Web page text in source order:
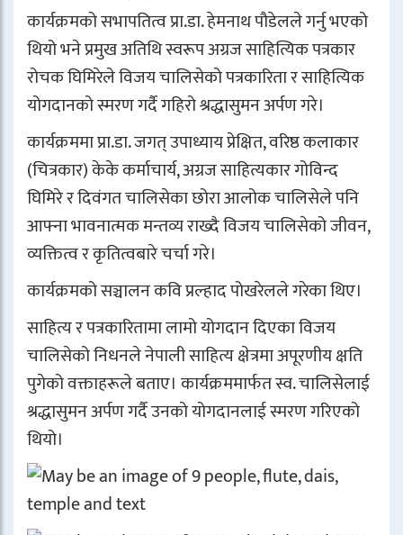
कार्यक्रमको सभापतित्व प्रा.डा. हेमनाथ पौडेलले गर्नु भएको
थियो भने प्रमुख अतिथि स्वरूप अग्रज साहित्यिक पत्रकार
रोचक घिमिरेले विजय चालिसेको पत्रकारिता र साहित्यिक
योगदानको स्मरण गर्दै गहिरो श्रद्धासुमन अर्पण गरे।
कार्यक्रममा प्रा.डा. जगत् उपाध्याय प्रेक्षित, वरिष्ठ कलाकार
(चित्रकार) केके कर्माचार्य, अग्रज साहित्यकार गोविन्द
घिमिरे र दिवंगत चालिसेका छोरा आलोक चालिसेले पनि
आफ्ना भावनात्मक मन्तव्य राख्दै विजय चालिसेको जीवन,
व्यक्तित्व र कृतित्वबारे चर्चा गरे।
कार्यक्रमको सञ्चालन कवि प्रल्हाद पोखरेलले गरेका थिए।
साहित्य र पत्रकारितामा लामो योगदान दिएका विजय
चालिसेको निधनले नेपाली साहित्य क्षेत्रमा अपूरणीय क्षति
पुगेको वक्ताहरूले बताए। कार्यक्रममार्फत स्व. चालिसेलाई
श्रद्धासुमन अर्पण गर्दै उनको योगदानलाई स्मरण गरिएको
थियो।